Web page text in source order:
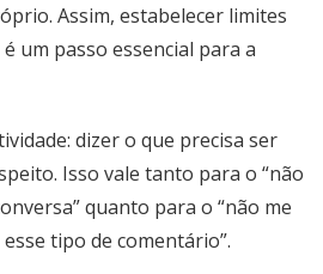
Assim, estabelecer limites
um passo essencial para a
dizer o que precisa ser
Isso vale tanto para o “não
quanto para o “não me
tipo de comentário”.